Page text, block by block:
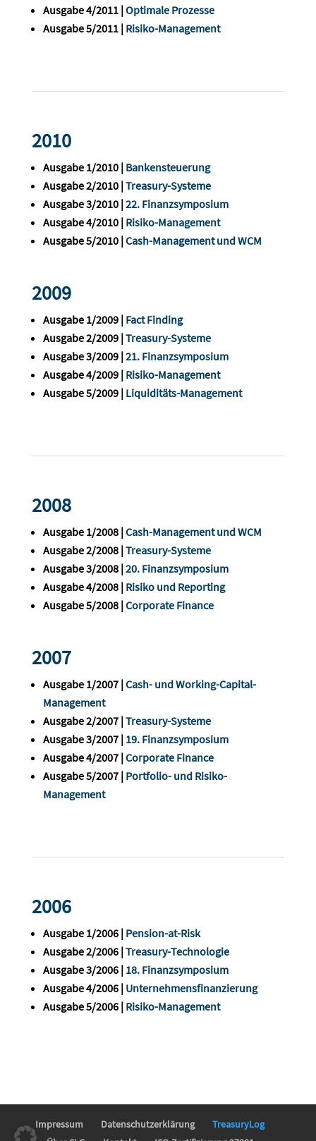
Ausgabe 4/2011 | Optimale Prozesse
Ausgabe 5/2011 | Risiko-Management
2010
Ausgabe 1/2010 | Bankensteuerung
Ausgabe 2/2010 | Treasury-Systeme
Ausgabe 3/2010 | 22. Finanzsymposium
Ausgabe 4/2010 | Risiko-Management
Ausgabe 5/2010 | Cash-Management und WCM
2009
Ausgabe 1/2009 | Fact Finding
Ausgabe 2/2009 | Treasury-Systeme
Ausgabe 3/2009 | 21. Finanzsymposium
Ausgabe 4/2009 | Risiko-Management
Ausgabe 5/2009 | Liquiditäts-Management
2008
Ausgabe 1/2008 | Cash-Management und WCM
Ausgabe 2/2008 | Treasury-Systeme
Ausgabe 3/2008 | 20. Finanzsymposium
Ausgabe 4/2008 | Risiko und Reporting
Ausgabe 5/2008 | Corporate Finance
2007
Ausgabe 1/2007 | Cash- und Working-Capital-
Management
Ausgabe 2/2007 | Treasury-Systeme
Ausgabe 3/2007 | 19. Finanzsymposium
Ausgabe 4/2007 | Corporate Finance
Ausgabe 5/2007 | Portfolio- und Risiko-
Management
2006
Ausgabe 1/2006 | Pension-at-Risk
Ausgabe 2/2006 | Treasury-Technologie
Ausgabe 3/2006 | 18. Finanzsymposium
Ausgabe 4/2006 | Unternehmensfinanzierung
Ausgabe 5/2006 | Risiko-Management
Impressum Datenschutzerklärung
TreasuryLog